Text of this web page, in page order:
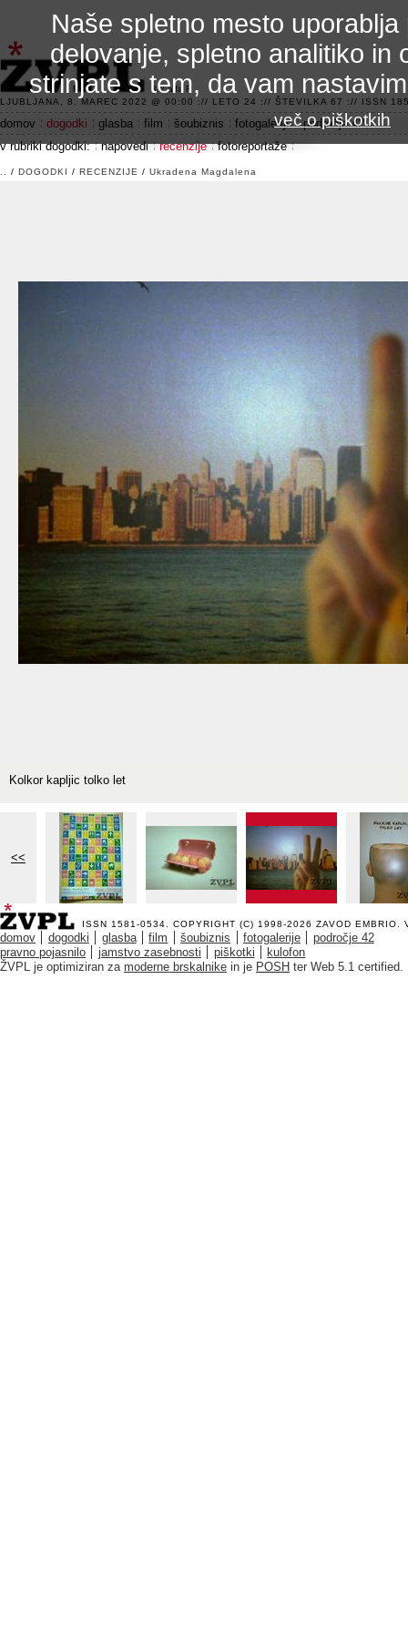
3.2 alfa R
LJUBLJANA, 8. MAREC 2022 @ 00:00 :// LETO 24 :// ŠTEVILKA 67 :// ISSN
domov dogodki glasba film šoubiznis fotogalerije
področje 42
v rubriki dogodki:
napovedi recenzije fotoreportaže
/ DOGODKI / RECENZIJE / Ukradena Magdalena
Kolkor kapljic tolko let
<<
ISSN 1581-0534. COPYRIGHT (C) 1998-2026 ZAVOD EMBRIO .
domov dogodki glasba film šoubiznis fotogalerije
področje 42
pravno pojasnilo
jamstvo zasebnosti piškotki
kulofon
ŽVPL je optimiziran za moderne brskalnike in je POSH ter Web 5.1 certified.
Naše spletno mesto
delovanje, spletno analitiko in
strinjate s tem, da vam
več o piškotkih